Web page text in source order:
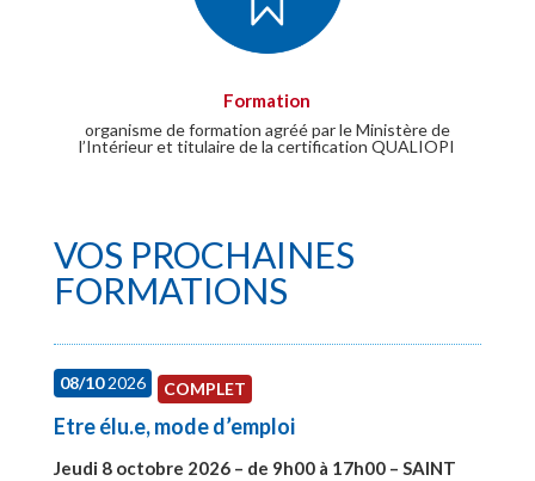
Formation
organisme de formation agréé par le Ministère de
l’Intérieur et titulaire de la certification QUALIOPI
VOS PROCHAINES
FORMATIONS
08/102026 COMPLET
Etre élu.e, mode d’emploi
Jeudi 8 octobre 2026 – de 9h00 à 17h00 – SAINT